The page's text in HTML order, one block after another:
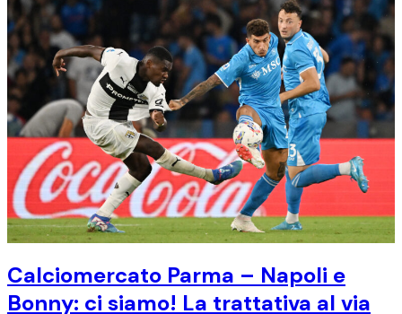
Calciomercato Parma – Napoli e
Bonny: ci siamo! La trattativa al via